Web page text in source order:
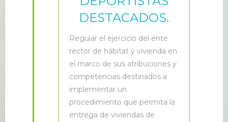
DESTACADOS.
Regular el ejercicio del ente
rector de hábitat y vivienda en
el marco de sus atribuciones y
competencias destinados a
implementar un
procedimiento que permita la
entrega de viviendas de